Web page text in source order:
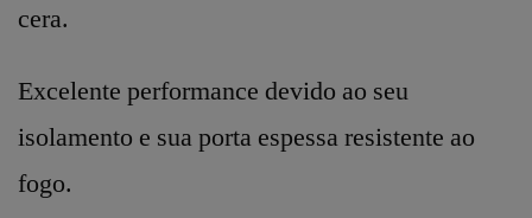
cera.
Excelente performance devido ao seu
isolamento e sua porta espessa resistente ao
fogo.